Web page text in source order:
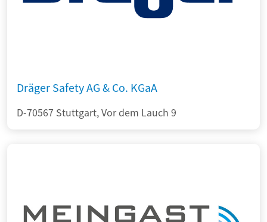
Dräger Safety AG & Co. KGaA
D-70567 Stuttgart, Vor dem Lauch 9